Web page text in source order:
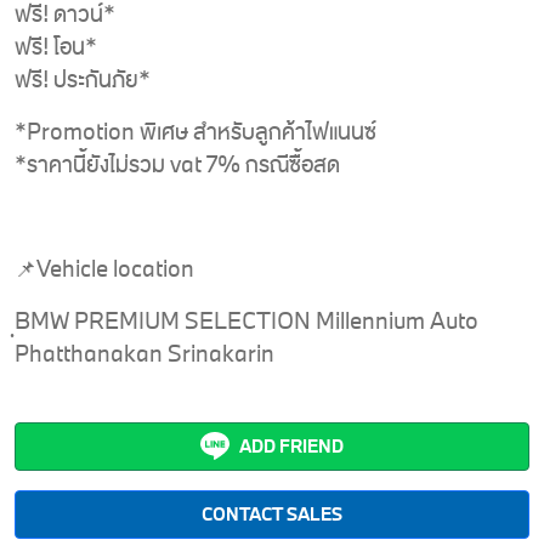
ฟรี! ดาวน์*
ฟรี! โอน*
ฟรี! ประกันภัย*
*Promotion พิเศษ สำหรับลูกค้าไฟแนนซ์
*ราคานี้ยังไม่รวม vat 7% กรณีซื้อสด
📌Vehicle location
ฺBMW PREMIUM SELECTION Millennium Auto
Phatthanakan Srinakarin
ADD FRIEND
CONTACT SALES